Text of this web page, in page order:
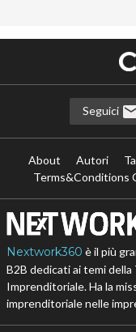
Seguici
About Autori
Terms&Conditions
Nextwork360 è il più
B2B dedicati ai temi
Imprenditoriale. Ha la
imprenditoriale nelle